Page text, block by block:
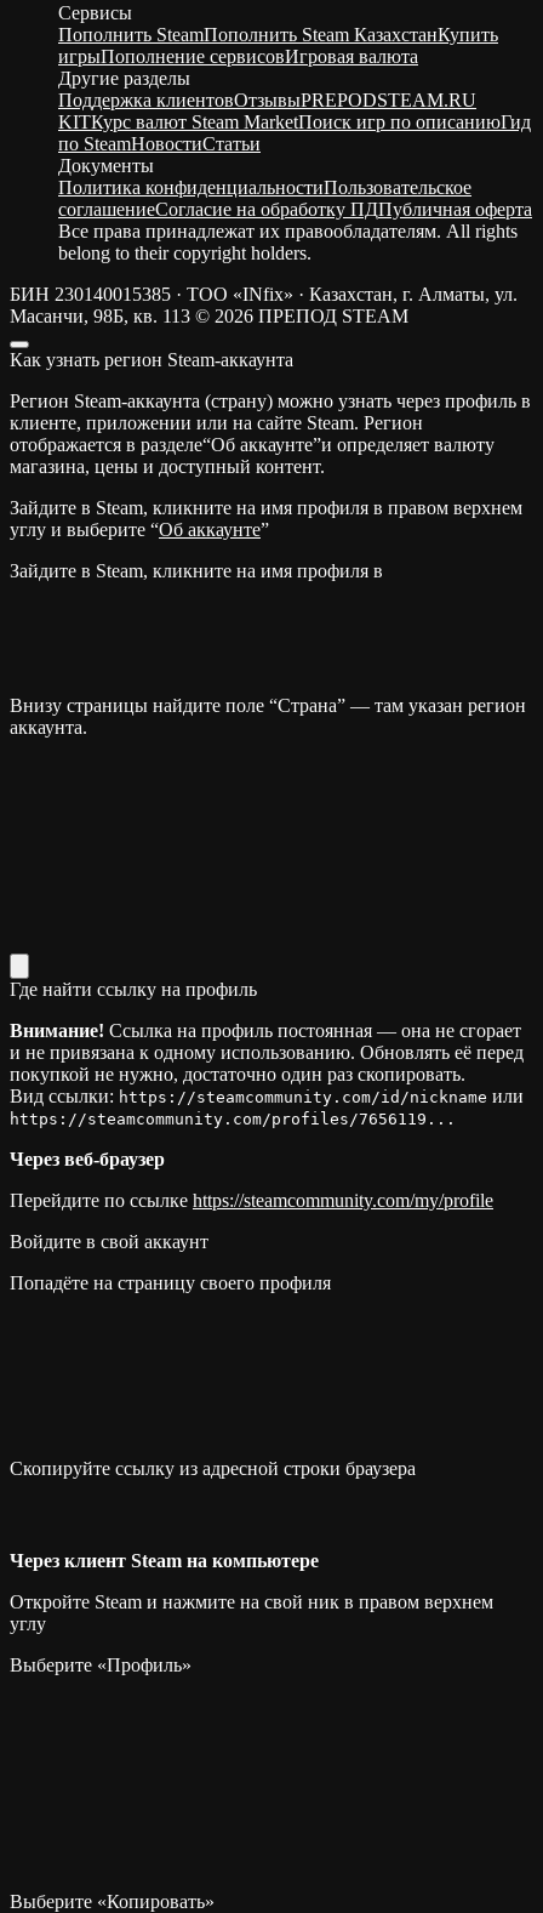
Сервисы
Пополнить SteamПополнить Steam КазахстанКупить
игрыПополнение сервисовИгровая валюта
Другие разделы
Поддержка клиентовОтзывыPREPODSTEAM.RU
KITКурс валют Steam MarketПоиск игр по описаниюГид
по SteamНовостиСтатьи
Документы
Политика конфиденциальностиПользовательское
соглашениеСогласие на обработку ПДПубличная оферта
Все права принадлежат их правообладателям. All rights
belong to their copyright holders.
БИН 230140015385 · ТОО «INfix» · Казахстан, г. Алматы, ул.
Масанчи, 98Б, кв. 113 © 2026 ПРЕПОД STEAM
Как узнать регион Steam-аккаунта
Регион Steam-аккаунта (страну) можно узнать через профиль в
клиенте, приложении или на сайте Steam. Регион
отображается в разделе“Об аккаунте”и определяет валюту
магазина, цены и доступный контент.
Зайдите в Steam, кликните на имя профиля в правом верхнем
углу и выберите “Об аккаунте”
Зайдите в Steam, кликните на имя профиля в
Внизу страницы найдите поле “Страна” — там указан регион
аккаунта.
Где найти ссылку на профиль
Внимание! Ссылка на профиль постоянная — она не сгорает
и не привязана к одному использованию. Обновлять её перед
покупкой не нужно, достаточно один раз скопировать.
Вид ссылки: https://steamcommunity.com/id/nickname или
https://steamcommunity.com/profiles/7656119...
Через веб-браузер
Перейдите по ссылке https://steamcommunity.com/my/profile
Войдите в свой аккаунт
Попадёте на страницу своего профиля
Скопируйте ссылку из адресной строки браузера
Через клиент Steam на компьютере
Откройте Steam и нажмите на свой ник в правом верхнем
углу
Выберите «Профиль»
Выберите «Копировать»